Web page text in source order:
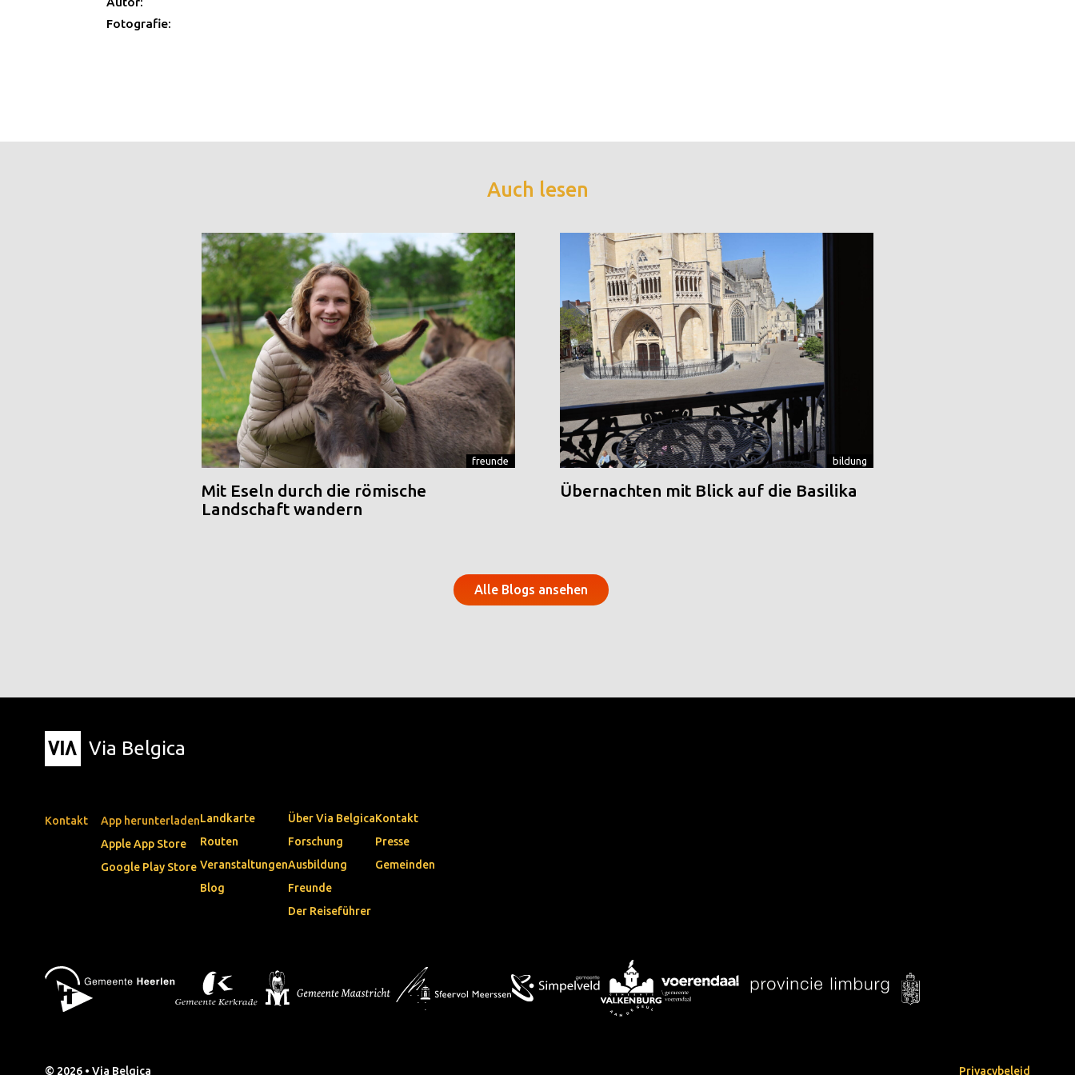
Fotografie:
Auch lesen
freunde
Mit Eseln durch die römische
Landschaft wandern
bildung
Übernachten mit Blick auf die Basilika
Alle Blogs ansehen
Via Belgica
Kontakt
App herunterladen
Apple App Store
Google Play Store
Landkarte
Routen
Veranstaltungen
Blog
Über Via Belgica
Forschung
Ausbildung
Freunde
Der Reiseführer
Kontakt
Presse
Gemeinden
© 2026 • Via Belgica Privacybeleid